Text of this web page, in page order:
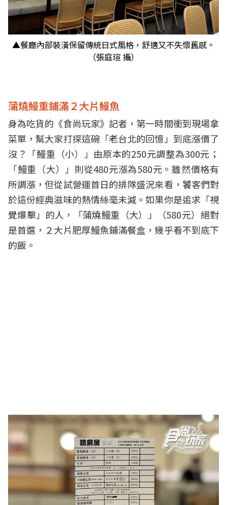
▲餐廳內部裝潢保留傳統日式風格，舒適又不失懷舊感。
（張庭瑄 攝）
蒲燒鰻重鋪滿２大片鰻魚
身為吃貨的《食尚玩家》記者，第一時間衝到現場拿
菜單，幫大家打探這碗「老台北的回憶」到底漲價了
沒？「鰻重（小）」由原本的250元調整為300元；
「鰻重（大）」則從480元漲為580元。雖然價格有
所調漲，但從試營運首日的排隊盛況來看，饕客們對
於這份經典滋味的熱情絲毫未減。如果你是追求「視
覺爆擊」的人，「蒲燒鰻重（大）」（580元）絕對
是首選，２大片肥厚鰻魚鋪滿餐盒，幾乎看不到底下
的飯。